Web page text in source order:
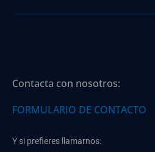
Contacta con nosotros:
FORMULARIO DE CONTACTO
Y si prefieres llamarnos: